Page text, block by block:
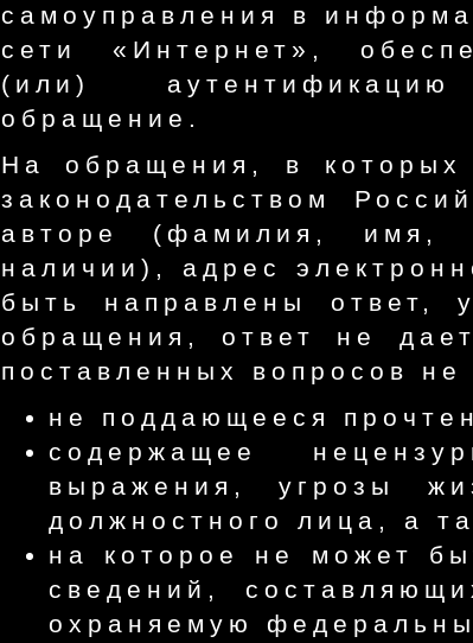
самоуправления в
сети «Интернет»,
(или)
обращение.
На обращения, в которых
законодательством
авторе (фамилия, имя,
наличии), адрес
быть направлены ответ,
обращения, ответ не
поставленных вопросов
не поддающееся
содержащее
выражения, угрозы
должностного лица, а
на которое не может
сведений,
охраняемую